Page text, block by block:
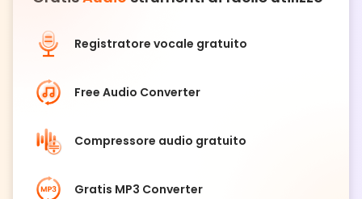
Registratore vocale gratuito
Free Audio Converter
Compressore audio gratuito
Gratis MP3 Converter